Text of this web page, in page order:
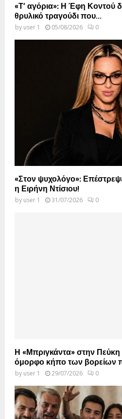
«Τ’ αγόρια»: Η Έφη Κοντού
θρυλικό τραγούδι που...
by user 1 05/08/2026 0
«Στον ψυχολόγο»:
η Ειρήνη Ντίσιου!
by user 1 31/07/2026 0
Η «Μπριγκάντα» στην Πεύκη
όμορφο κήπο των βορείων
by user 1 29/07/2026 0